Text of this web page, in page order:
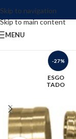
Skip to navigation
Skip to main content
MENU
-27%
ESGO
TADO